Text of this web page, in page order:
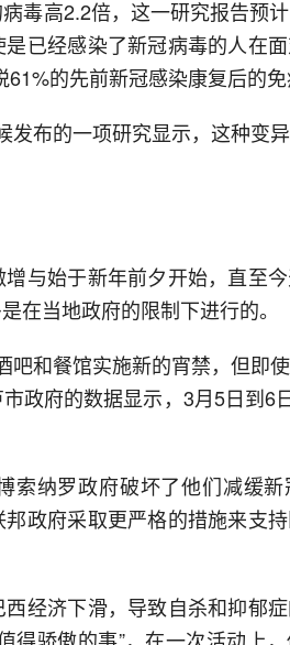
毒高2.2倍，这一研究报告预
已经感染了新冠病毒的人在
的先前新冠感染康复后的免
布的一项研究显示，这种变
与始于新年前夕开始，直至
在当地政府的限制下进行的。
和餐馆实施新的宵禁，但即
政府的数据显示，3月5日到6
索纳罗政府破坏了他们减缓
政府采取更严格的措施来支
经济下滑，导致自杀和抑郁
得骄傲的事”，在一次活动上